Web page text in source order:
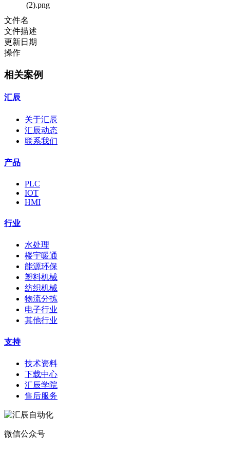
文件名
文件描述
更新日期
操作
相关案例
汇辰
关于汇辰
汇辰动态
联系我们
产品
PLC
IOT
HMI
行业
水处理
楼宇暖通
能源环保
塑料机械
纺织机械
物流分拣
电子行业
其他行业
支持
技术资料
下载中心
汇辰学院
售后服务
微信公众号